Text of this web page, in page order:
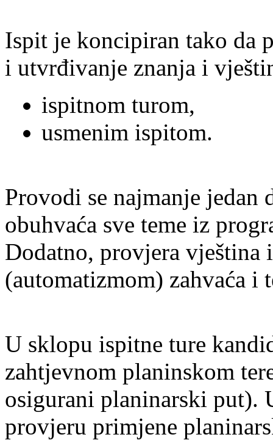
Ispit je koncipiran tako da
i utvrđivanje znanja i
ispitnom turom,
usmenim ispitom.
Provodi se najmanje jedan
obuhvaća sve teme iz
Dodatno, provjera vještina
(automatizmom) zahvaća i
U sklopu ispitne ture
zahtjevnom planinskom
osigurani planinarski put).
provjeru primjene